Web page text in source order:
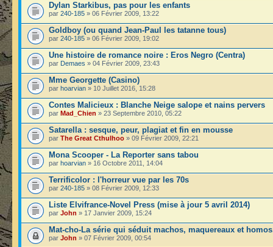
Dylan Starkibus, pas pour les enfants
par 240-185 » 06 Février 2009, 13:22
Goldboy (ou quand Jean-Paul les tatanne tous)
par 240-185 » 06 Février 2009, 19:02
Une histoire de romance noire : Eros Negro (Centra)
par Demaes » 04 Février 2009, 23:43
Mme Georgette (Casino)
par hoarvian » 10 Juillet 2016, 15:28
Contes Malicieux : Blanche Neige salope et nains pervers
par Mad_Chien » 23 Septembre 2010, 05:22
Satarella : sesque, peur, plagiat et fin en mousse
par The Great Cthulhoo » 09 Février 2009, 22:21
Mona Scooper - La Reporter sans tabou
par hoarvian » 16 Octobre 2011, 14:04
Terrificolor : l'horreur vue par les 70s
par 240-185 » 08 Février 2009, 12:33
Liste Elvifrance-Novel Press (mise à jour 5 avril 2014)
par John » 17 Janvier 2009, 15:24
Mat-cho-La série qui séduit machos, maquereaux et
par John » 07 Février 2009, 00:54